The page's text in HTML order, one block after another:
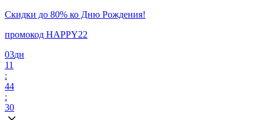
Скидки до 80% ко Дню Рождения!
промокод HAPPY22
03дн
11
:
44
:
30